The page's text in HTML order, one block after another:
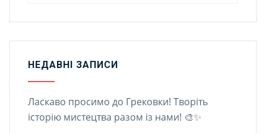
НЕДАВНІ ЗАПИСИ
Ласкаво просимо до Грековки! Творіть
історію мистецтва разом із нами! 🎨✨